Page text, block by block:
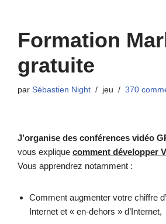
Formation
gratuite
par Sébastien Night jeu 370
J’organise des conférences vidéo
vous explique comment développer
Vous apprendrez notamment :
Comment augmenter votre chiffre
Internet et « en-dehors » d’Internet,